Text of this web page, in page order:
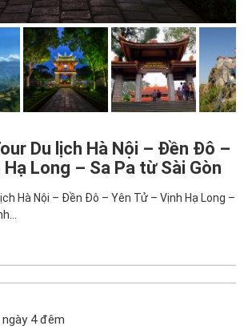
Du lịch Hà Nội – Đền Đô –
Hạ Long – Sa Pa từ Sài Gòn
Hà Nội – Đền Đô – Yên Tử – Vịnh Hạ Long –
ngày 4 đêm